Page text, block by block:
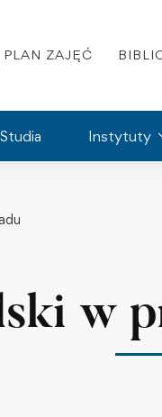
PLAN ZAJĘĆ
Studia Instytuty
w